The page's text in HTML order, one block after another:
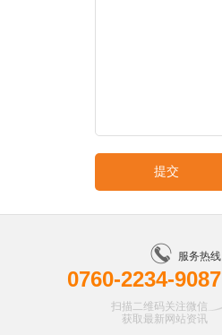
服务热线
0760-2234-9087
扫描二维码关注微信
获取最新网站资讯